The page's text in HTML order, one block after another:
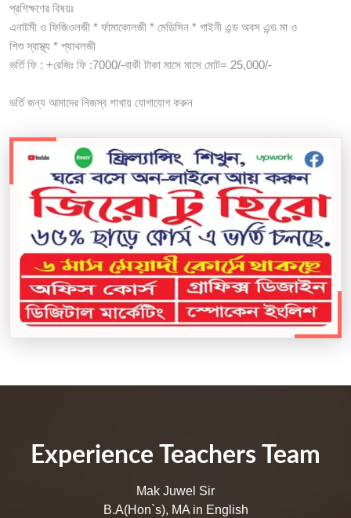
প্রশিক্ষণের বিষয়ঃ
এনাটমী ও ফিজিওলজী * র্ফামাকোলজী * মেডিসিন * গাইনী এন্ড অবস এন্ড মা ও
শিশু স্বাস্থ্য * প্যাথলজী
ভর্তি ফি : +রেজিঃ ফি :7000/-বাকী টাকা মাসে মাসে মোট= 25,000/-
ভর্তি জন্য আমাদের নিজস্ব শাখায় যোগাযোগ করুন
Experience Teachers Team
Mak Juwel Sir
B.A(Hon`s), MA in English